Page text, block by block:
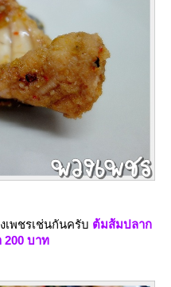
เพชรเช่นกันครับ ต้มส้มปลาก
200 บาท